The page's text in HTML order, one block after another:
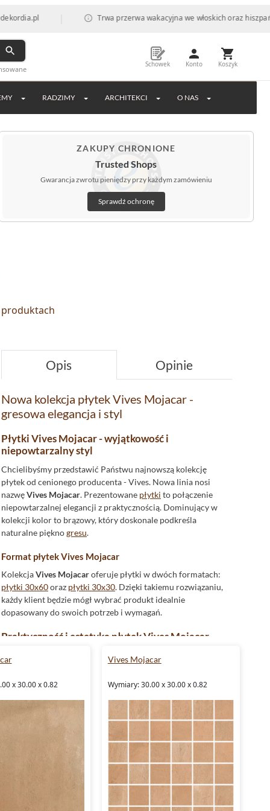
| Trwa przerwa wakacyjna we włoskich oraz hiszpańskich
Schowek Konto Koszyk
RADZIMY ARCHITEKCI O NAS
ZAKUPY CHRONIONE
Trusted Shops
Gwarancja zwrotu pieniędzy przy każdym zamówieniu
Sprawdź ochronę
Opis Opinie
Nowa kolekcja płytek Vives Mojacar -
gresowa elegancja i styl
Płytki Vives Mojacar - wyjątkowość i
niepowtarzalny styl
Chcielibyśmy przedstawić Państwu najnowszą kolekcję
płytek od cenionego producenta - Vives. Nowa linia nosi
nazwęVives Mojacar. Prezentowane płytki to połączenie
niepowtarzalnej elegancji z praktycznością. Dominujący w
kolekcji kolor to brązowy, który doskonale podkreśla
naturalne pięknogresu.
Format płytek Vives Mojacar
KolekcjaVives Mojacaroferuje płytki w dwóch formatach:
płytki 30x60oraz płytki 30x30. Dzięki takiemu rozwiązaniu,
każdy klient będzie mógł wybrać produkt idealnie
dopasowany do swoich potrzeb i wymagań.
Praktyczność i estetyka płytek Vives Mojacar
W naszej ofercie znajdą Państwo płytki wykonane z gresu,
Dodatkowym atutem jest fakt, że są one mrozoodporne.
zarówno wewnątrz, jak i na zewnątrz budynku.
Wykończenie powierzchni i właściwości
antypoślizgowe
Matowe
wykończenie powierzchni dodaje im subtelnego
uroku, a jednocześnie sprawia, że są one niezwykle
praktyczne w użytkowaniu. Klasyfikacja antypoślizgowa
R11C gwarantuje bezpieczeństwo podczas użytkowania.
x 30.00 x 0.82
Vives Mojacar
Wymiary: 30.00 x 30.00 x 0.82